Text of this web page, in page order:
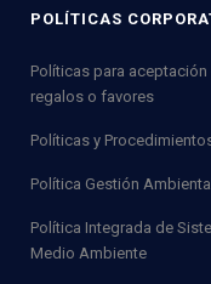
POLÍTICAS
Políticas para
regalos o favores
Políticas y
Política Gestión Ambiental
Política Integrada de
Medio Ambiente